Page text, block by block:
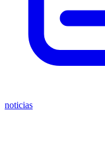
noticias